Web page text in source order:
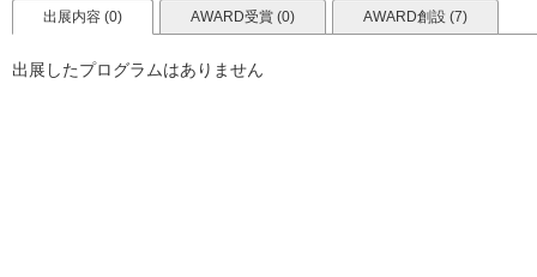
出展内容 (0) AWARD受賞 (0) AWARD創設 (7)
出展したプログラムはありません